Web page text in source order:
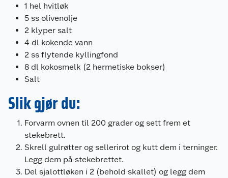
1 hel hvitløk
5 ss olivenolje
2 klyper salt
4 dl kokende vann
2 ss flytende kyllingfond
8 dl kokosmelk (2 hermetiske bokser)
Salt
Slik gjør du:
Forvarm ovnen til 200 grader og sett frem et
stekebrett.
Skrell gulrøtter og sellerirot og kutt dem i terninger.
Legg dem på stekebrettet.
Del sjalottløken i 2 (behold skallet) og legg dem
Nyheter
Våre butikker
Våre merkevarer
Kundeservice
Angre- og returrett
Reklamasjon og garanti
Ofte stilte spørsmål